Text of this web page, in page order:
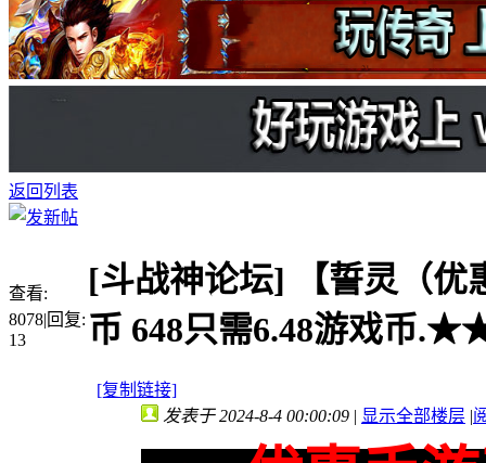
返回列表
查看:
8078|回复:
13
[斗战神论坛]
【誓灵（
币 648只需6.48游戏
[复制链接]
发表于 2024-8-4 00:00:09 | 显示全部楼层 |